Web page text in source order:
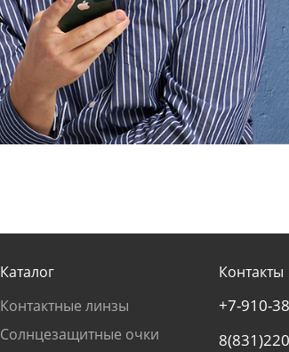
Каталог
Контактные линзы
Солнцезащитные очки
Контакты
+7-910-